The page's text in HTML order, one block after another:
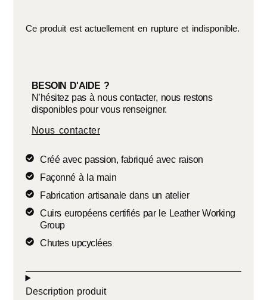
Ce produit est actuellement en rupture et indisponible.
BESOIN D'AIDE ?
N’hésitez pas à nous contacter, nous restons
disponibles pour vous renseigner.
Nous contacter
Créé avec passion, fabriqué avec raison
Façonné à la main
Fabrication artisanale dans un atelier
Cuirs européens certifiés par le Leather Working
Group
Chutes upcyclées
Description produit